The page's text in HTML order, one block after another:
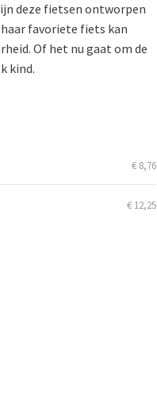
deze fietsen ontworpen
favoriete fiets kan
Of het nu gaat om de
kind.
€ 8,76
€ 12,25